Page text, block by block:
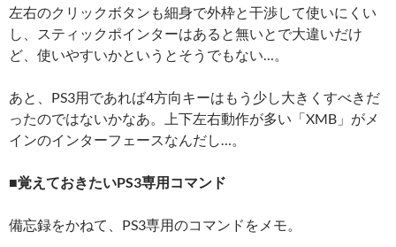
左右のクリックボタンも細身で外枠と干渉して使いにくい
し、スティックポインターはあると無いとで大違いだけ
ど、使いやすいかというとそうでもない…。
あと、PS3用であれば4方向キーはもう少し大きくすべきだ
ったのではないかなあ。上下左右動作が多い「XMB」がメ
インのインターフェースなんだし…。
■覚えておきたいPS3専用コマンド
備忘録をかねて、PS3専用のコマンドをメモ。